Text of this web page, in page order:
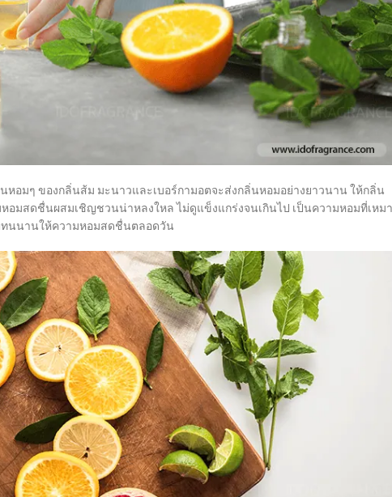
อมๆ ของกลิ่นส้ม มะนาวและเบอร์กามอตจะส่งกลิ่นหอมอย่างยาวนาน ให้กลิ่น
มสดชื่นผสมเชิญชวนน่าหลงใหล ไม่ดูแข็งแกร่งจนเกินไป เป็นความหอมที่เหม
นนานให้ความหอมสดชื่นตลอดวัน